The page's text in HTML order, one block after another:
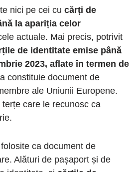
nici pe cei cu cărți de
la apariția celor
actuale. Mai precis, potrivit
de identitate emise până
2023, aflate în termen de
constituie document de
ale Uniunii Europene.
care le recunosc ca
ca document de
Alături de pașaport și de